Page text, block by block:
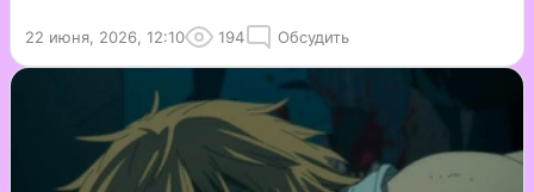
22 июня, 2026, 12:10 194 Обсудить